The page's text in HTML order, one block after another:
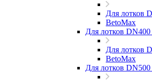
Для лотков
BetoMax
Для лотков DN400
Для лотков
BetoMax
Для лотков DN500